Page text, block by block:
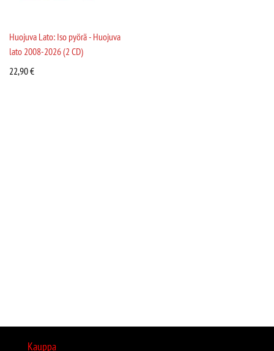
Huojuva Lato: Iso pyörä - Huojuva
lato 2008-2026 (2 CD)
22,90€
Kauppa